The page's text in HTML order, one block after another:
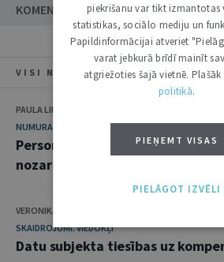
KOMENTĀRI
VISI NUMURA RAKSTI
PAULA LIPE
NUMURA TĒMA
Personas datu aizsardzība kā
nozare un izaicinājums
VERONIKA SAJADOVA
SKAIDROJUMI. VIEDOKĻI
Datu subjekta tiesības uz
piekrišanu var tikt izmantotas
statistikas, sociālo mediju un
Papildinformācijai atveriet
varat jebkurā brīdī mainīt
atgriežoties šajā vietnē. Plašāk
politikā.
PIEŅEMT VISAS
PIELĀGOT IZVĒLI